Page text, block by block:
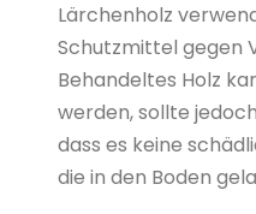
Lärchenholz
Schutzmittel gegen
Behandeltes Holz
werden, sollte
dass es keine
die in den Boden